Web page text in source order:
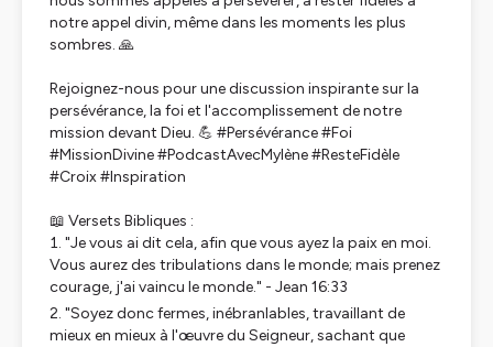
notre appel divin, même dans les moments les plus
sombres. 🙏
Rejoignez-nous pour une discussion inspirante sur la
persévérance, la foi et l'accomplissement de notre
mission devant Dieu. 💪 #Persévérance #Foi
#MissionDivine #PodcastAvecMylène #ResteFidèle
#Croix #Inspiration
📖 Versets Bibliques :
"Je vous ai dit cela, afin que vous ayez la paix en moi.
Vous aurez des tribulations dans le monde; mais prenez
courage, j'ai vaincu le monde." - Jean 16:33
"Soyez donc fermes, inébranlables, travaillant de
mieux en mieux à l'œuvre du Seigneur, sachant que